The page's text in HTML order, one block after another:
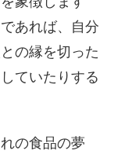
あれば、自分
の縁を切った
ていたりする
の食品の夢